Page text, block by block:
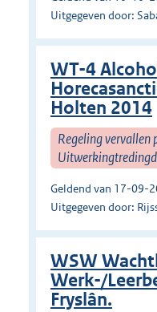
Uitgegeven door:
WT-4
Holten 2014
Regeling
Geldend van 17-09-
Uitgegeven door:
WSW
Werk-/
Fryslân.